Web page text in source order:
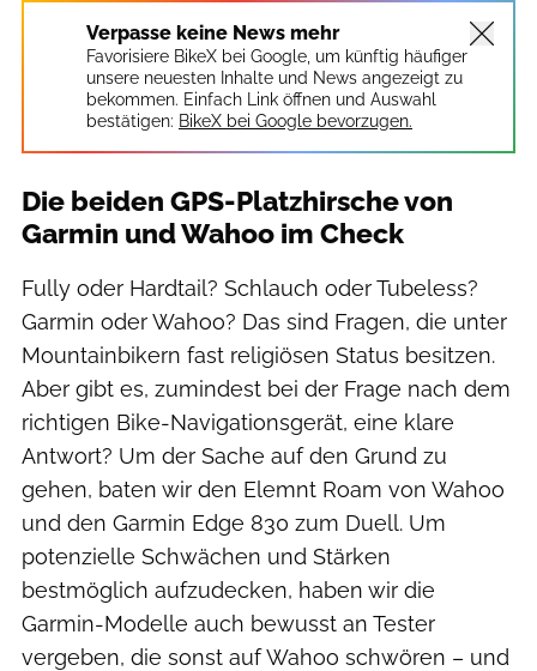
Verpasse keine News mehr
Favorisiere BikeX bei Google, um künftig häufiger
unsere neuesten Inhalte und News angezeigt zu
bekommen. Einfach Link öffnen und Auswahl
bestätigen: BikeX bei Google bevorzugen.
Die beiden GPS-Platzhirsche von
Garmin und Wahoo im Check
Fully oder Hardtail? Schlauch oder Tubeless?
Garmin oder Wahoo? Das sind Fragen, die unter
Mountainbikern fast religiösen Status besitzen.
Aber gibt es, zumindest bei der Frage nach dem
richtigen Bike-Navigationsgerät, eine klare
Antwort? Um der Sache auf den Grund zu
gehen, baten wir den Elemnt Roam von Wahoo
und den Garmin Edge 830 zum Duell. Um
potenzielle Schwächen und Stärken
bestmöglich aufzudecken, haben wir die
Garmin-Modelle auch bewusst an Tester
vergeben, die sonst auf Wahoo schwören – und